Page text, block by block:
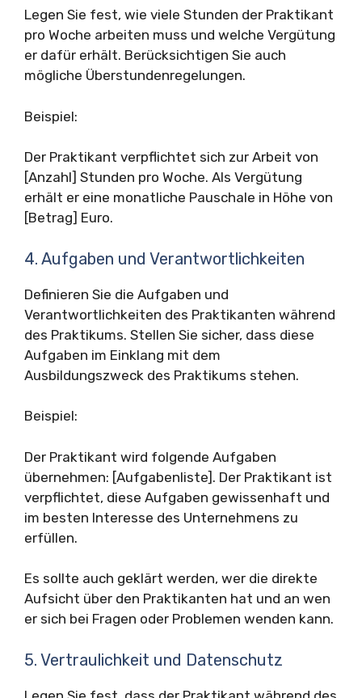
Legen Sie fest, wie viele Stunden der Praktikant
pro Woche arbeiten muss und welche Vergütung
er dafür erhält. Berücksichtigen Sie auch
mögliche Überstundenregelungen.
Beispiel:
Der Praktikant verpflichtet sich zur Arbeit von
[Anzahl] Stunden pro Woche. Als Vergütung
erhält er eine monatliche Pauschale in Höhe von
[Betrag] Euro.
4. Aufgaben und Verantwortlichkeiten
Definieren Sie die Aufgaben und
Verantwortlichkeiten des Praktikanten während
des Praktikums. Stellen Sie sicher, dass diese
Aufgaben im Einklang mit dem
Ausbildungszweck des Praktikums stehen.
Beispiel:
Der Praktikant wird folgende Aufgaben
übernehmen: [Aufgabenliste]. Der Praktikant ist
verpflichtet, diese Aufgaben gewissenhaft und
im besten Interesse des Unternehmens zu
erfüllen.
Es sollte auch geklärt werden, wer die direkte
Aufsicht über den Praktikanten hat und an wen
er sich bei Fragen oder Problemen wenden kann.
5. Vertraulichkeit und Datenschutz